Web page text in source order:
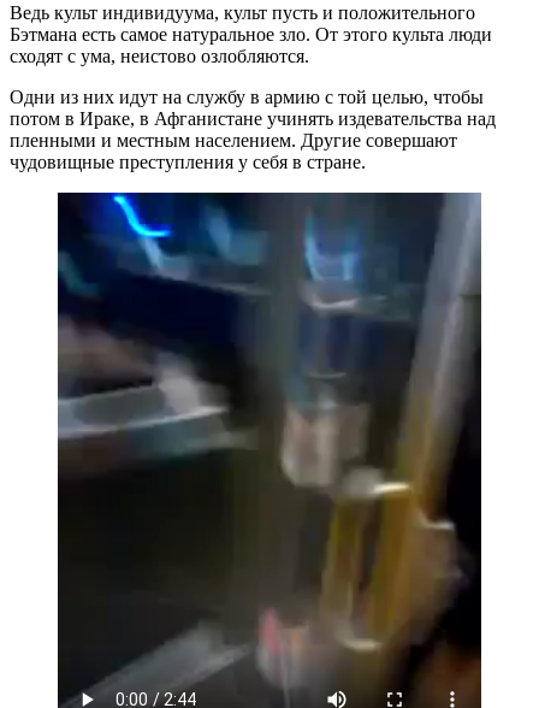
Ведь культ индивидуума, культ пусть и положительного
Бэтмана есть самое натуральное зло. От этого культа люди
сходят с ума, неистово озлобляются.
Одни из них идут на службу в армию с той целью, чтобы
потом в Ираке, в Афганистане учинять издевательства над
пленными и местным населением. Другие совершают
чудовищные преступления у себя в стране.